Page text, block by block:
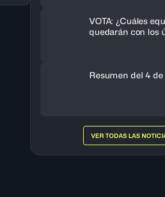
VOTA: ¿Cuáles
quedarán con los
Resumen del 4 de
VER TODAS LAS